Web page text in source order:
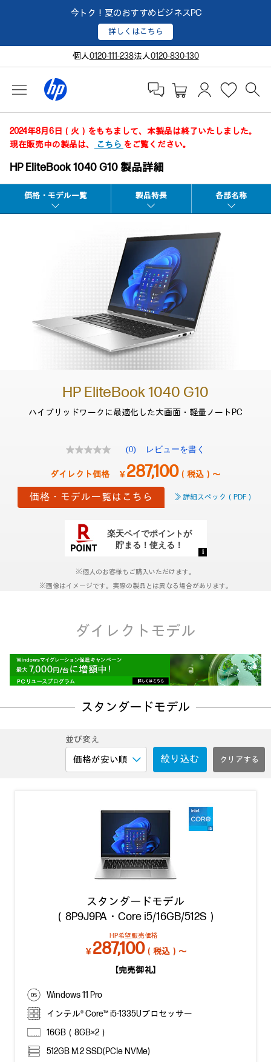
今トク！夏のおすすめビジネスPC
詳しくはこちら
個人0120-111-238法人0120-830-130
2024年8月6日（火）をもちまして、本製品は終了いたしました。
現在販売中の製品は、
こちら をご覧ください。
HP EliteBook 1040 G10 製品詳細
価格・モデル一覧 製品特長 各部名称
HP EliteBook 1040 G10
ハイブリッドワークに最適化した大画面・軽量ノートPC
評
価
値
し.
同
ー
ジ
の
ン
ク。
(0) レビューを書く
￥287,100（税込）～
価格・モデル一覧はこちら ≫ 詳細スペック（PDF）
※個人のお客様もご購入いただけます。
※画像はイメージです。実際の製品とは異なる場合があります。
ダイレクトモデル
スタンダードモデル
絞り込む
並び変え
スタンダードモデル
（8P9J9PA・Core i5/16GB/512S）
HP希望販売価格
￥287,100（税込）～
【完売御礼】
Windows 11 Pro
インテル® Core™ i5-1335Uプロセッサー
16GB（8GB×2）
512GB M.2 SSD(PCIe NVMe)